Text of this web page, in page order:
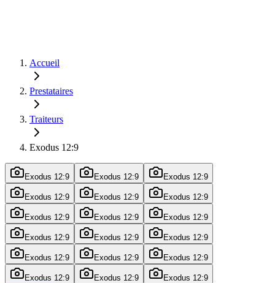
Accueil
Prestataires
Traiteurs
Exodus 12:9
Exodus 12:9 Exodus 12:9 Exodus 12:9
Exodus 12:9 Exodus 12:9 Exodus 12:9
Exodus 12:9 Exodus 12:9 Exodus 12:9
Exodus 12:9 Exodus 12:9 Exodus 12:9
Exodus 12:9 Exodus 12:9 Exodus 12:9
Exodus 12:9 Exodus 12:9 Exodus 12:9